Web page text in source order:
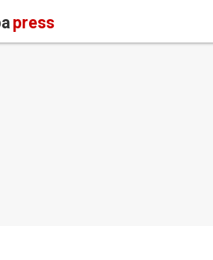
press